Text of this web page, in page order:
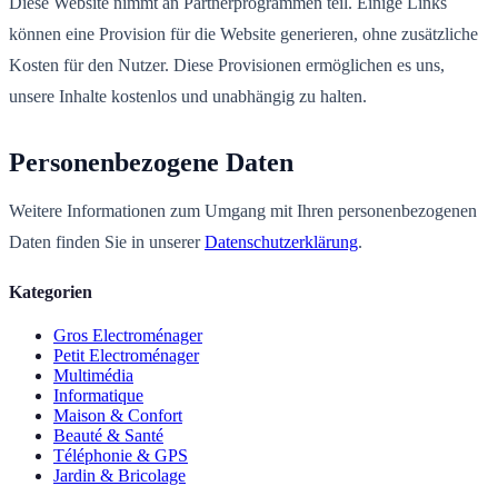
können eine Provision für die Website generieren, ohne zusätzliche
Kosten für den Nutzer. Diese Provisionen ermöglichen es uns,
unsere Inhalte kostenlos und unabhängig zu halten.
Personenbezogene Daten
Weitere Informationen zum Umgang mit Ihren personenbezogenen
Daten finden Sie in unsererDatenschutzerklärung.
Kategorien
Gros Electroménager
Petit Electroménager
Multimédia
Informatique
Maison & Confort
Beauté & Santé
Téléphonie & GPS
Jardin & Bricolage